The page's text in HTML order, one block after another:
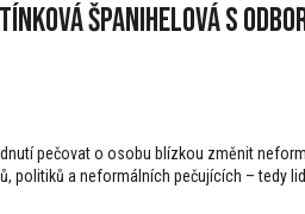
Španihelová s
pečovat o osobu blízkou změnit
politiků a neformálních pečujících – tedy